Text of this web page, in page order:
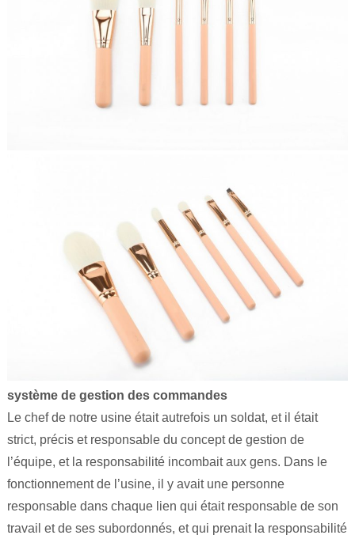
système de gestion des commandes
Le chef de notre usine était autrefois un soldat, et il était
strict, précis et responsable du concept de gestion de
l’équipe, et la responsabilité incombait aux gens. Dans le
fonctionnement de l’usine, il y avait une personne
responsable dans chaque lien qui était responsable de son
travail et de ses subordonnés, et qui prenait la responsabilité